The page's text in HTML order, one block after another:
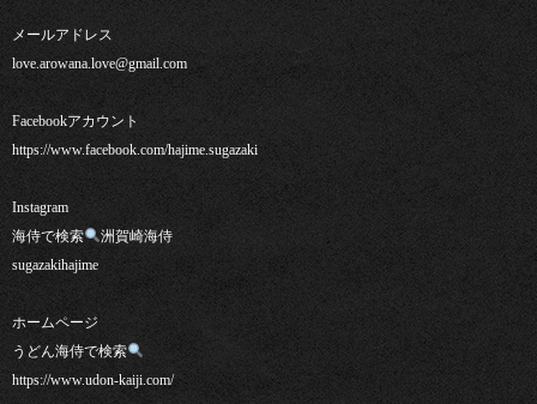
メールアドレス
love.arowana.love@gmail.com
Facebookアカウント
https://www.facebook.com/hajime.sugazaki
Instagram
海侍で検索
洲賀崎海侍
sugazakihajime
ホームページ
うどん海侍で検索
https://www.udon-kaiji.com/